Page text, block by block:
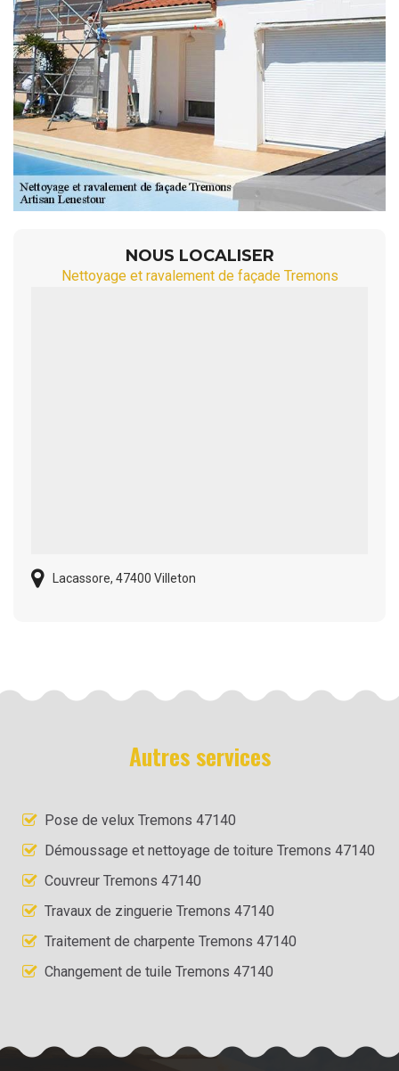
NOUS LOCALISER
Nettoyage et ravalement de façade Tremons
Lacassore, 47400 Villeton
Autres services
Pose de velux Tremons 47140
Démoussage et nettoyage de toiture Tremons 47140
Couvreur Tremons 47140
Travaux de zinguerie Tremons 47140
Traitement de charpente Tremons 47140
Changement de tuile Tremons 47140